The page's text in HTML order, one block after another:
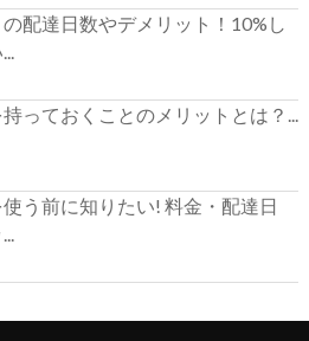
配達日数やデメリット！10%し
っておくことのメリットとは？...
う前に知りたい! 料金・配達日